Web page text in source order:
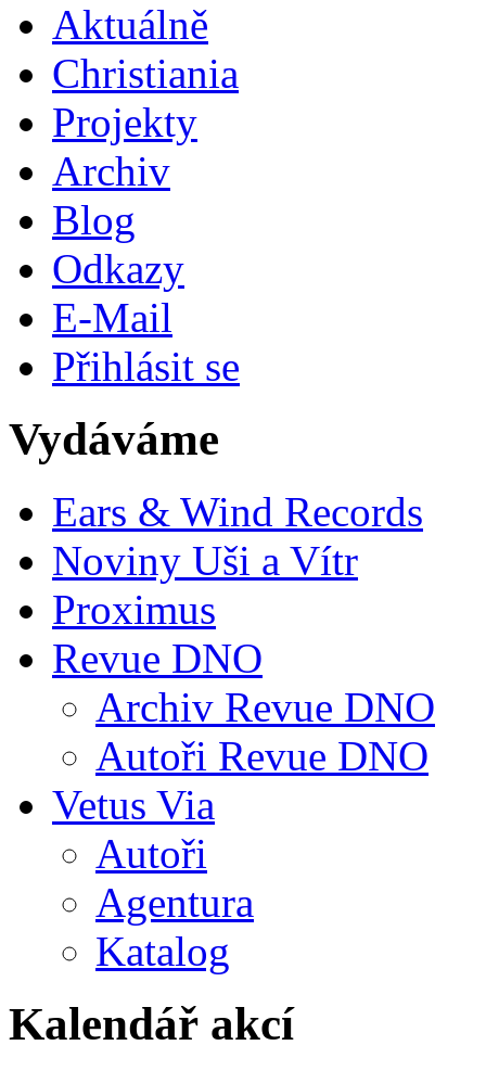
Aktuálně
Christiania
Projekty
Archiv
Blog
Odkazy
E-Mail
Přihlásit se
Vydáváme
Ears & Wind Records
Noviny Uši a Vítr
Proximus
Revue DNO
Archiv Revue DNO
Autoři Revue DNO
Vetus Via
Autoři
Agentura
Katalog
Kalendář akcí